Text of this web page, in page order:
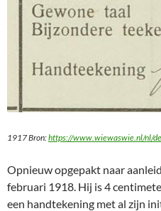
1917 Bron:https://www.wiewaswie.nl/nl/
Opnieuw opgepakt naar
februari 1918. Hij is 4
een handtekening met al zijn